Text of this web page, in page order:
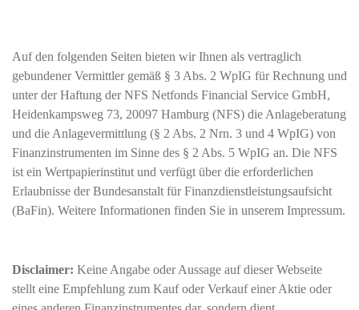
Auf den folgenden Seiten bieten wir Ihnen als vertraglich
gebundener Vermittler gemäß § 3 Abs. 2 WpIG für Rechnung und
unter der Haftung der NFS Netfonds Financial Service GmbH,
Heidenkampsweg 73, 20097 Hamburg (NFS) die Anlageberatung
und die Anlagevermittlung (§ 2 Abs. 2 Nrn. 3 und 4 WpIG) von
Finanzinstrumenten im Sinne des § 2 Abs. 5 WpIG an. Die NFS
ist ein Wertpapierinstitut und verfügt über die erforderlichen
Erlaubnisse der Bundesanstalt für Finanzdienstleistungsaufsicht
(BaFin). Weitere Informationen finden Sie in unserem Impressum.
Disclaimer: Keine Angabe oder Aussage auf dieser Webseite
stellt eine Empfehlung zum Kauf oder Verkauf einer Aktie oder